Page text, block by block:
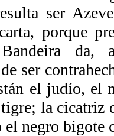
ser
porque
da,
ser
el judío, el
la cicatriz
el negro bigote